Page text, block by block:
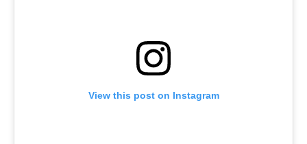
View this post on Instagram